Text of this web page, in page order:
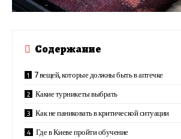
Содержание
7 вещей, которые должны быть в аптечке
Какие турникеты выбрать
Как не паниковать в критической ситуации
Где в Киеве пройти обучение